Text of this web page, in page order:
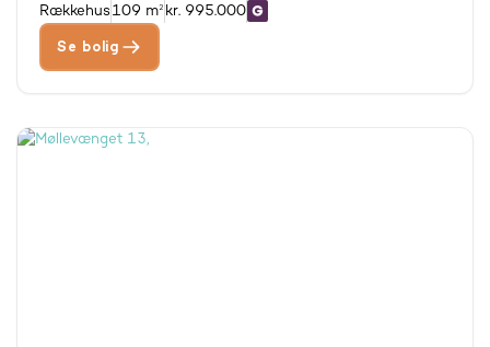
Rækkehus 109 m² kr. 995.000
Se bolig